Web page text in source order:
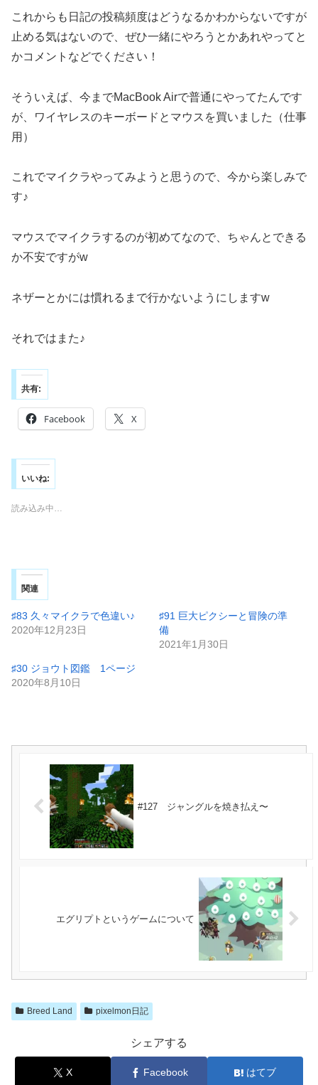
これからも日記の投稿頻度はどうなるかわからないですが
止める気はないので、ぜひ一緒にやろうとかあれやってと
かコメントなどでください！
そういえば、今までMacBook Airで普通にやってたんです
が、ワイヤレスのキーボードとマウスを買いました（仕事
用）
これでマイクラやってみようと思うので、今から楽しみで
す♪
マウスでマイクラするのが初めてなので、ちゃんとできる
か不安ですがw
ネザーとかには慣れるまで行かないようにしますw
それではまた♪
共有:
Facebook X
いいね:
読み込み中…
関連
♯83 久々マイクラで色違い♪
2020年12月23日
♯91 巨大ピクシーと冒険の準
備
2021年1月30日
♯30 ジョウト図鑑 1ページ
2020年8月10日
#127 ジャングルを焼き払え〜
エグリプトというゲームについて
Breed Land pixelmon日記
シェアする
X Facebook はてブ